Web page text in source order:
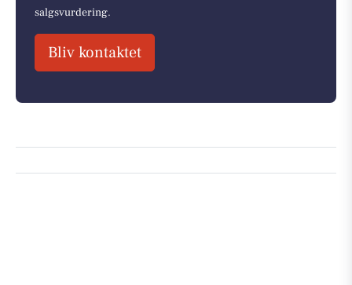
salgsvurdering.
Bliv kontaktet